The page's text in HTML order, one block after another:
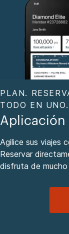
PLAN.
TODO EN UNO.
Aplicación
Agilice sus viajes
Reservar
disfruta de mucho